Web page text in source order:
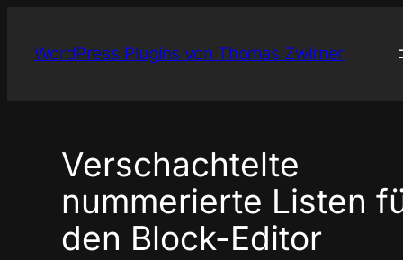
springen
WordPress Plugins von Thomas Zwirner
Verschachtelte
nummerierte Listen
den Block-Editor